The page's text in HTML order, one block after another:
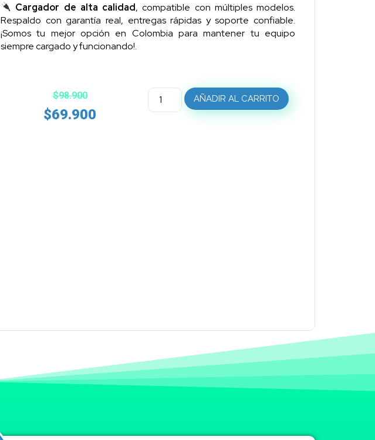
Cargador de alta calidad, compatible con múltiples modelos.
Respaldo con garantía real, entregas rápidas y soporte confiable.
¡Somos tu mejor opción en Colombia para mantener tu equipo
siempre cargado y funcionando!.
$98.900
$69.900
AÑADIR AL CARRITO